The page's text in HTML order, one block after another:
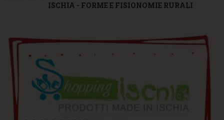
ISCHIA - FORME E FISIONOMIE RURALI